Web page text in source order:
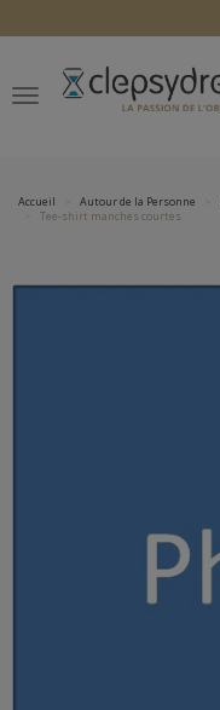
Accueil Autour de la Personne
Tee-shirt manches courtes